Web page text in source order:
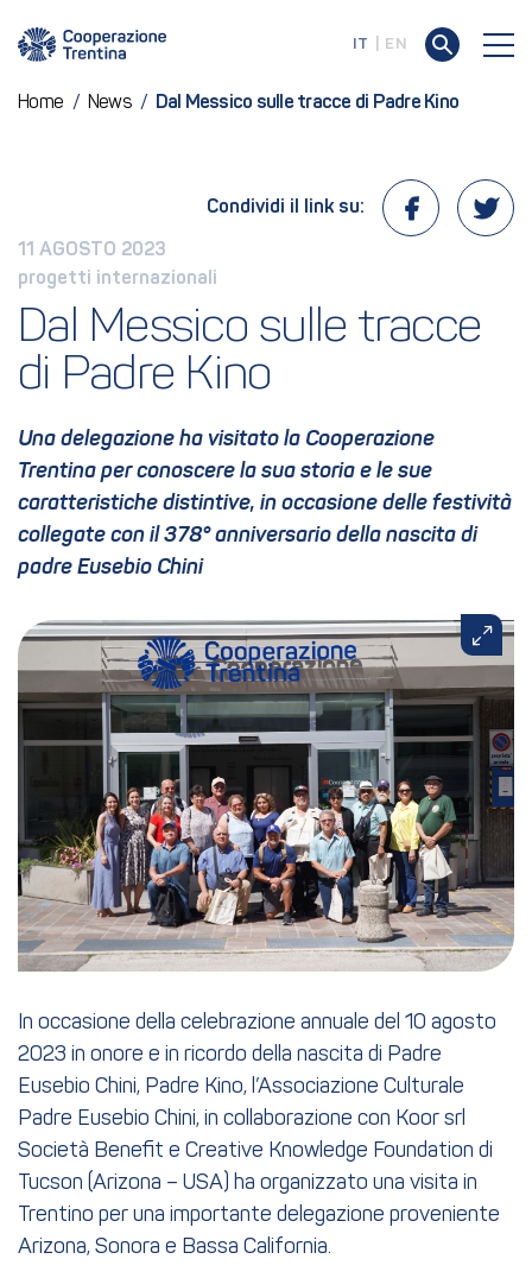
IT EN
Home / News / Dal Messico sulle tracce di Padre Kino
11 AGOSTO 2023
progetti internazionali
Condividi il link su:
Dal Messico sulle tracce
di Padre Kino
Una delegazione ha visitato la Cooperazione
Trentina per conoscere la sua storia e le sue
caratteristiche distintive, in occasione delle festività
collegate con il 378° anniversario della nascita di
padre Eusebio Chini
In occasione della celebrazione annuale del 10 agosto
2023 in onore e in ricordo della nascita di Padre
Eusebio Chini, Padre Kino, l’Associazione Culturale
Padre Eusebio Chini, in collaborazione con Koor srl
Società Benefit e Creative Knowledge Foundation di
Tucson (Arizona – USA) ha organizzato una visita in
Trentino per una importante delegazione proveniente
Arizona, Sonora e Bassa California.